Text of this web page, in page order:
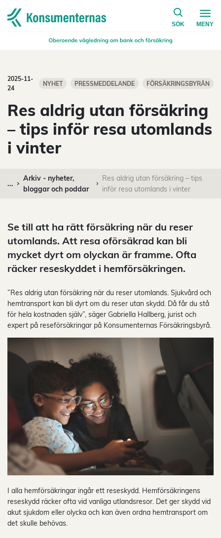
Navigera till startsidan
SÖK
på
MENY
2025-11-
24
NYHET PRESSMEDDELANDE FÖRSÄKRINGSBYRÅN
Res aldrig utan försäkring
– tips inför resa utomlands
i vinter
...
Arkiv - nyheter,
bloggar och poddar
Res aldrig utan försäkring – tips
inför resa utomlands i vinter
Se till att ha rätt försäkring när du reser
utomlands. Att resa oförsäkrad kan bli
mycket dyrt om olyckan är framme. Ofta
räcker reseskyddet i hemförsäkringen.
”Res aldrig utan försäkring när du reser utomlands. Sjukvård och
hemtransport kan bli dyrt om du reser utan skydd. Då får du stå
för hela kostnaden själv”, säger Gabriella Hallberg, jurist och
expert på reseförsäkringar på Konsumenternas Försäkringsbyrå.
I alla hemförsäkringar ingår ett reseskydd. Hemförsäkringens
reseskydd räcker ofta vid vanliga utlandsresor. Det ger skydd vid
akut sjukdom eller olycka och kan även ordna hemtransport om
det skulle behövas.